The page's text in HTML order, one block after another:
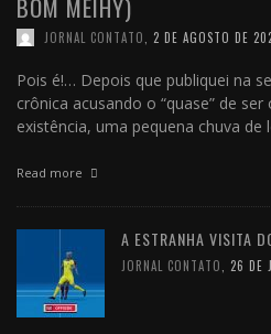
BOM MEIHY)
JORNAL CONTATO 2 DE AGOSTO DE
Pois é!… Depois que publiquei na
crônica acusando o “quase” de
existência, uma pequena chuva de
Read more
A ESTRANHA VISITA
JORNAL CONTATO 26 DE